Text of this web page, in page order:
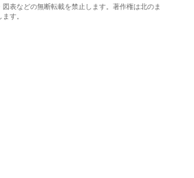
表などの無断転載を禁止します。著作権は北のま
す。